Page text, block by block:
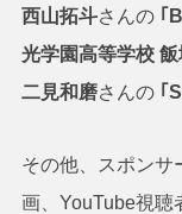
西山拓斗さんの ｢
光学園高等学校 飯
二見和磨さんの ｢
その他、スポンサ
画、YouTube視聴